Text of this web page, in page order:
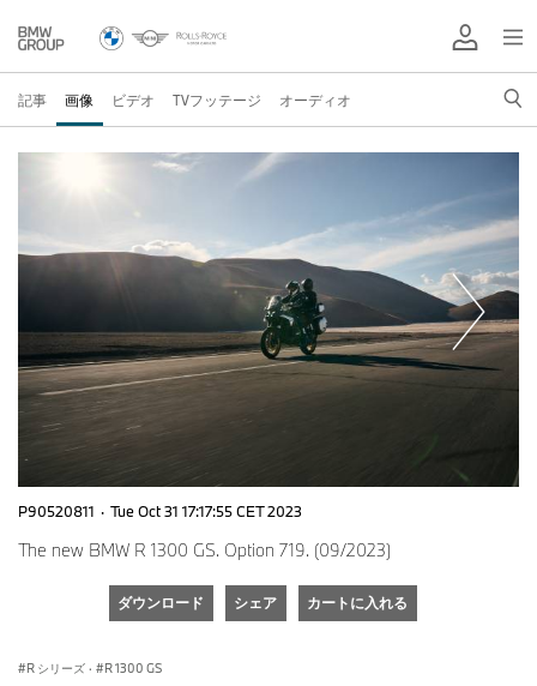
記事 画像 ビデオ TVフッテージ オーディオ
P90520811 · Tue Oct 31 17:17:55 CET 2023
The new BMW R 1300 GS. Option 719. (09/2023)
ダウンロード シェア カートに入れる
R シリーズ · R 1300 GS